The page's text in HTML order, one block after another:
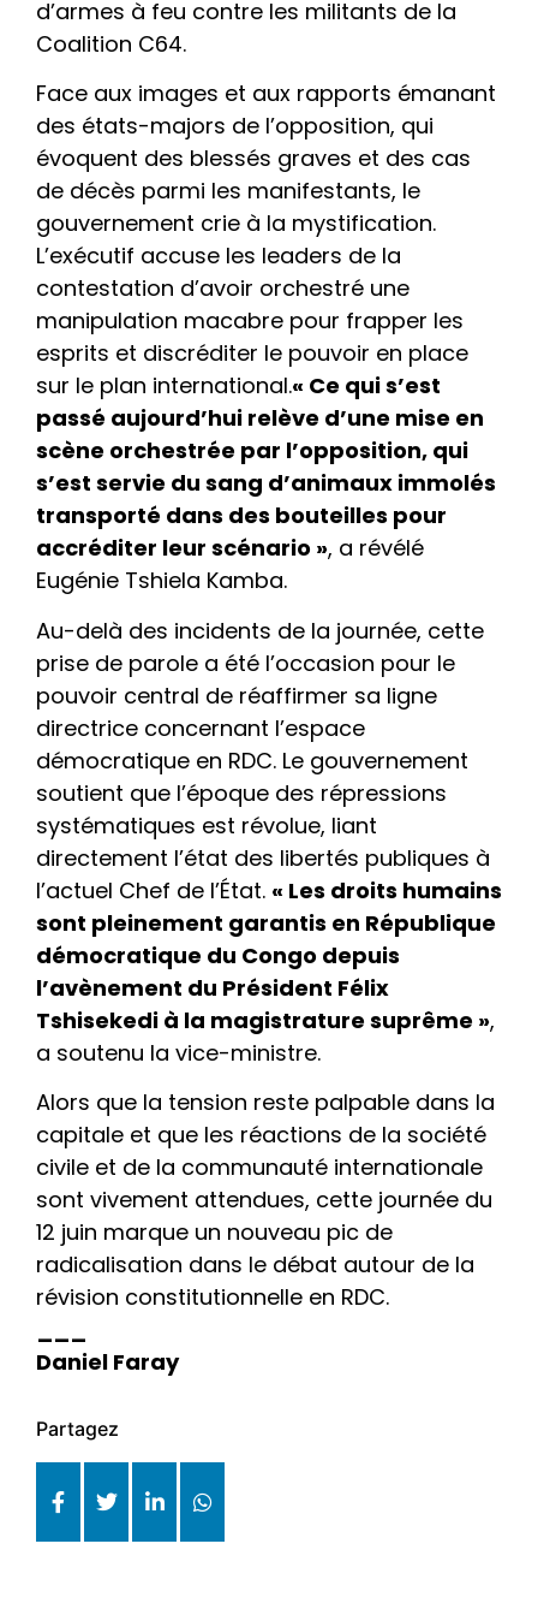
d’armes à feu contre les militants de la
Coalition C64.
Face aux images et aux rapports émanant
des états-majors de l’opposition, qui
évoquent des blessés graves et des cas
de décès parmi les manifestants, le
gouvernement crie à la mystification.
L’exécutif accuse les leaders de la
contestation d’avoir orchestré une
manipulation macabre pour frapper les
esprits et discréditer le pouvoir en place
sur le plan international.« Ce qui s’est
passé aujourd’hui relève d’une mise en
scène orchestrée par l’opposition, qui
s’est servie du sang d’animaux immolés
transporté dans des bouteilles pour
accréditer leur scénario », a révélé
Eugénie Tshiela Kamba.
Au-delà des incidents de la journée, cette
prise de parole a été l’occasion pour le
pouvoir central de réaffirmer sa ligne
directrice concernant l’espace
démocratique en RDC. Le gouvernement
soutient que l’époque des répressions
systématiques est révolue, liant
directement l’état des libertés publiques à
l’actuel Chef de l’État. « Les droits humains
sont pleinement garantis en République
démocratique du Congo depuis
l’avènement du Président Félix
Tshisekedi à la magistrature suprême »,
a soutenu la vice-ministre.
Alors que la tension reste palpable dans la
capitale et que les réactions de la société
civile et de la communauté internationale
sont vivement attendues, cette journée du
12 juin marque un nouveau pic de
radicalisation dans le débat autour de la
révision constitutionnelle en RDC.
Daniel Faray
Partagez